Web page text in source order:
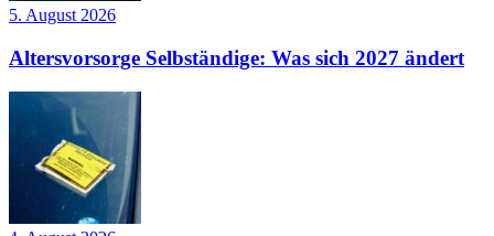
5. August 2026
Altersvorsorge Selbständige: Was sich 2027 ändert